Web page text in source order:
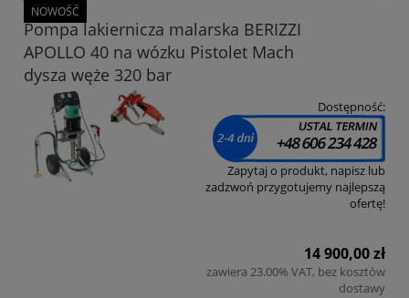
Pompa lakiernicza malarska BERIZZI
APOLLO 40 na wózku Pistolet Mach
dysza węże 320 bar
Dostępność:
Zapytaj o produkt, napisz lub
zadzwoń przygotujemy najlepszą
ofertę!
14 900,00 zł
zawiera 23.00% VAT, bez kosztów
dostawy
NOWOŚĆ